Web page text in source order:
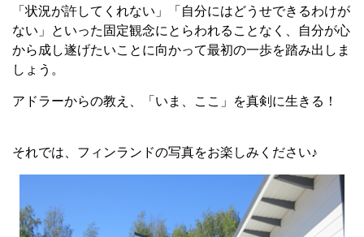
「状況が許してくれない」「自分にはどうせできるわけが
ない」といった固定観念にとらわれることなく、自分が心
から成し遂げたいことに向かって最初の一歩を踏み出しま
しょう。
アドラーからの教え、「いま、ここ」を真剣に生きる！
それでは、フィンランドの写真をお楽しみください♪